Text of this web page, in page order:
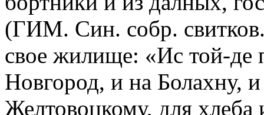
(ГИМ. Син. собр.
свое жилище: «Ис той-
Новгород, и на Болахну,
Желтовоцкому, для хлеба